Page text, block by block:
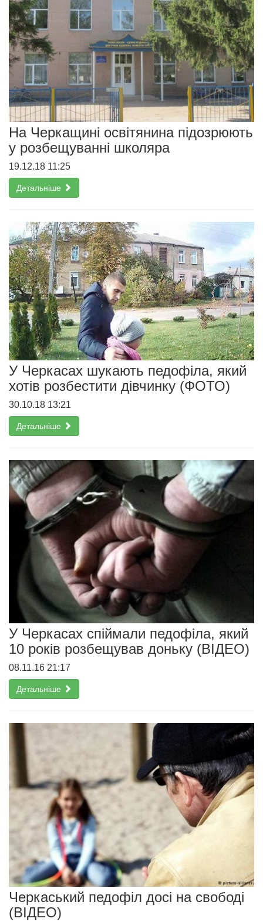
На Черкащині освітянина підозрюють
у розбещуванні школяра
19.12.18 11:25
Детальніше
У Черкасах шукають педофіла, який
хотів розбестити дівчинку (ФОТО)
30.10.18 13:21
Детальніше
У Черкасах спіймали педофіла, який
10 років розбещував доньку (ВІДЕО)
08.11.16 21:17
Детальніше
Черкаський педофіл досі на свободі
(ВІДЕО)